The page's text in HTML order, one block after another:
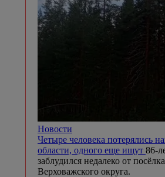
Новости
Четыре человека потерялись
области, одного еще ищут 86-
заблудился недалеко от
Верховажского округа.